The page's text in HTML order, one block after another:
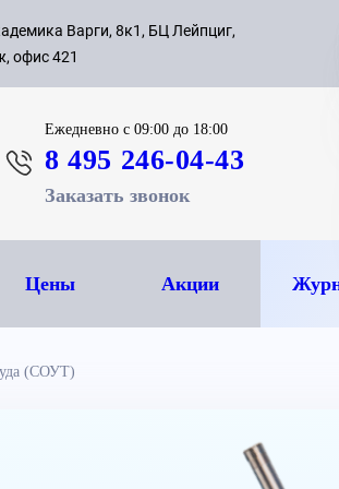
с 09:00
8 495
Варги, 8к1, БЦ Лейпциг,
офис 421
Ежедневнос 09:00 до 18:00
8 495 246-04-43
Заказать звонок
Цены Акции
(СОУТ)